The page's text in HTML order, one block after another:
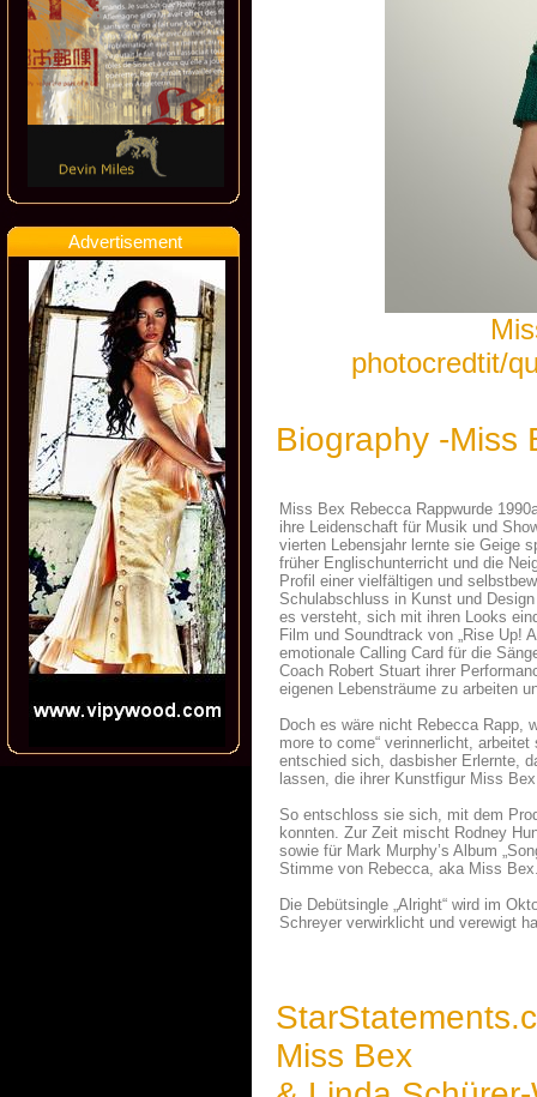
Advertisement
photocredtit/
Biography -Miss
Miss Bex Rebecca Rappwurde
ihre Leidenschaft für Musik und
vierten Lebensjahr lernte sie Geige
früher Englischunterricht und die
Profil einer vielfältigen und
Schulabschluss in Kunst und
es versteht, sich mit ihren Looks
Film und Soundtrack von „Rise Up!
emotionale Calling Card für die
Coach Robert Stuart ihrer
eigenen Lebensträume zu arbeiten
Doch es wäre nicht Rebecca Rapp,
more to come“ verinnerlicht,
entschied sich, dasbisher Erlernte,
lassen, die ihrer Kunstfigur Miss
So entschloss sie sich, mit dem
konnten. Zur Zeit mischt Rodney
sowie für Mark Murphy’s Album
Stimme von Rebecca, aka Miss
Die Debütsingle „Alright“ wird im
Schreyer verwirklicht und verewigt
Miss Bex